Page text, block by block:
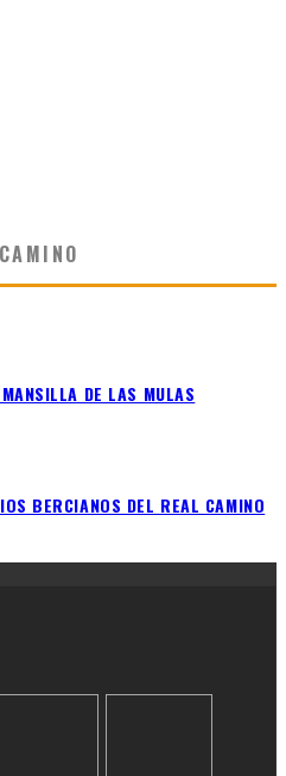
DE LAS MULAS
BERCIANOS DEL REAL CAMINO